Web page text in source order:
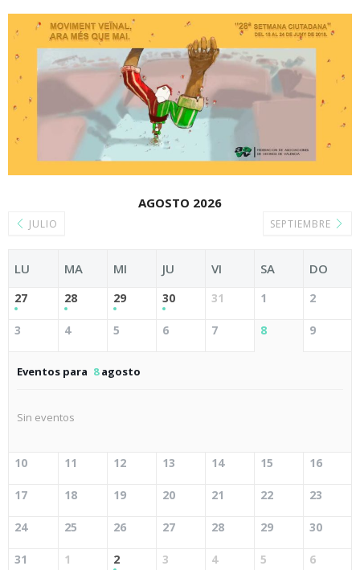
JULIO
AGOSTO 2026
SEPTIEMBRE
LU MA MI JU VI SA DO
27 28 29 30 31 1 2
3 4 5 6 7 8 9
Eventos para 8agosto
Sin eventos
10 11 12 13 14 15 16
17 18 19 20 21 22 23
24 25 26 27 28 29 30
31 1 2 3 4 5 6